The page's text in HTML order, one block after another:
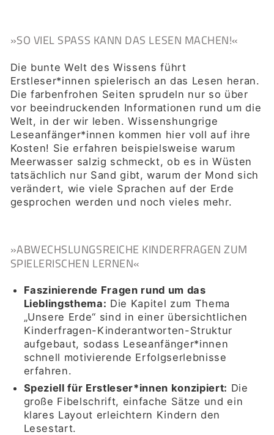
»SO VIEL SPASS KANN DAS LESEN MACHEN!«
Die bunte Welt des Wissens führt
Erstleser*innen spielerisch an das Lesen heran.
Die farbenfrohen Seiten sprudeln nur so über
vor beeindruckenden Informationen rund um die
Welt, in der wir leben. Wissenshungrige
Leseanfänger*innen kommen hier voll auf ihre
Kosten! Sie erfahren beispielsweise warum
Meerwasser salzig schmeckt, ob es in Wüsten
tatsächlich nur Sand gibt, warum der Mond sich
verändert, wie viele Sprachen auf der Erde
gesprochen werden und noch vieles mehr.
»ABWECHSLUNGSREICHE KINDERFRAGEN ZUM
SPIELERISCHEN LERNEN«
Faszinierende Fragen rund um das
Lieblingsthema: Die Kapitel zum Thema
„Unsere Erde“ sind in einer übersichtlichen
Kinderfragen-Kinderantworten-Struktur
aufgebaut, sodass Leseanfänger*innen
schnell motivierende Erfolgserlebnisse
erfahren.
Speziell für Erstleser*innen konzipiert: Die
große Fibelschrift, einfache Sätze und ein
klares Layout erleichtern Kindern den
Lesestart.